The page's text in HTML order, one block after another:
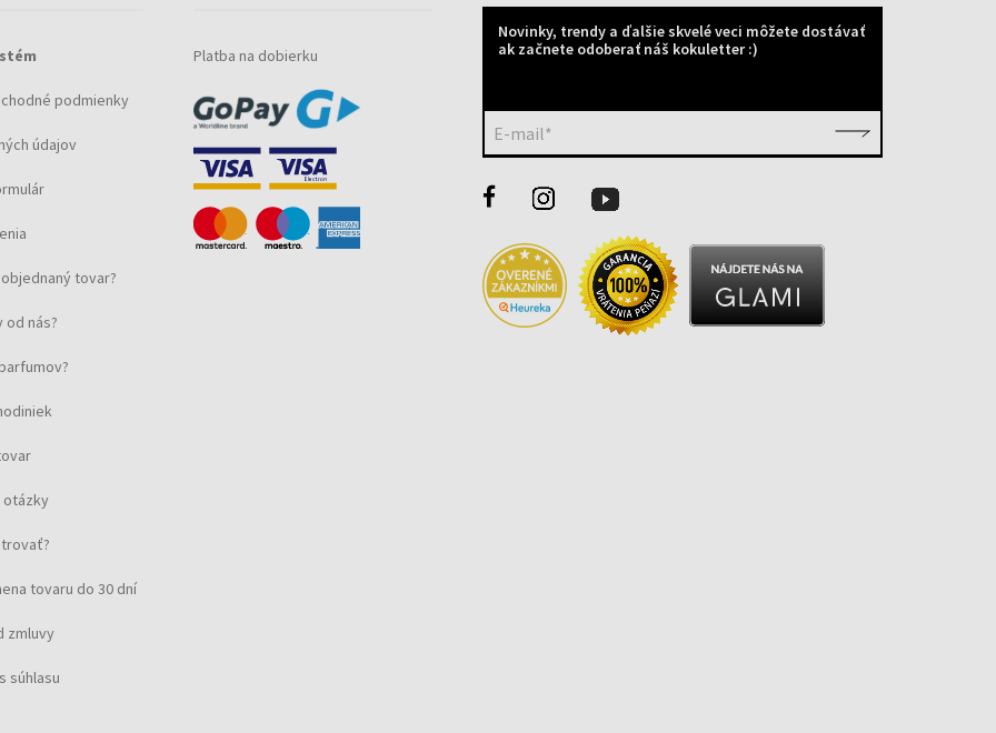
podmienky
údajov
tovar?
od nás?
otázky
tovaru do 30 dní
zmluvy
súhlasu
Platba na dobierku
Novinky, trendy a ďalšie skvelé veci môžete dostávať
ak začnete odoberať náš kokuletter :)
E-mail*